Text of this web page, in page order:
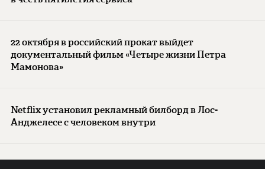
22 октября в российский прокат выйдет
документальный фильм «Четыре жизни Петра
Мамонова»
Netflix установил рекламный билборд в Лос-
Анджелесе с человеком внутри